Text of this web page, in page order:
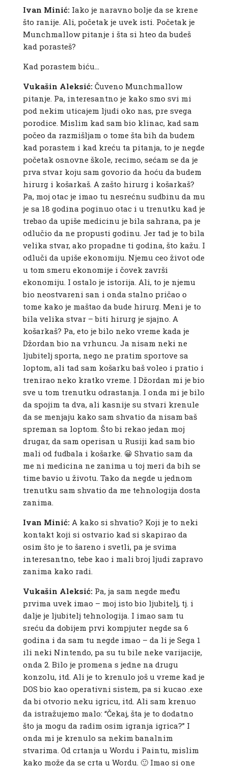
Ivan Minić:Iako je naravno bolje da se krene
što ranije. Ali, početak je uvek isti. Početak je
Munchmallow pitanje i šta si hteo da budeš
kad porasteš?
Kad porastem biću…
Vukašin Aleksić:Čuveno Munchmallow
pitanje. Pa, interesantno je kako smo svi mi
pod nekim uticajem ljudi oko nas, pre svega
porodice. Mislim kad sam bio klinac, kad sam
počeo da razmišljam o tome šta bih da budem
kad porastem i kad kreću ta pitanja, to je negde
početak osnovne škole, recimo, sećam se da je
prva stvar koju sam govorio da hoću da budem
hirurg i košarkaš. A zašto hirurg i košarkaš?
Pa, moj otac je imao tu nesrećnu sudbinu da mu
je sa 18 godina poginuo otac i u trenutku kad je
trebao da upiše medicinu je bila sahrana, pa je
odlučio da ne propusti godinu. Jer tad je to bila
velika stvar, ako propadne ti godina, što kažu. I
odluči da upiše ekonomiju. Njemu ceo život ode
u tom smeru ekonomije i čovek završi
ekonomiju. I ostalo je istorija. Ali, to je njemu
bio neostvareni san i onda stalno pričao o
tome kako je maštao da bude hirurg. Meni je to
bila velika stvar – biti hirurg je sjajno. A
košarkaš? Pa, eto je bilo neko vreme kada je
Džordan bio na vrhuncu. Ja nisam neki ne
ljubitelj sporta, nego ne pratim sportove sa
loptom, ali tad sam košarku baš voleo i pratio i
trenirao neko kratko vreme. I Džordan mi je bio
sve u tom trenutku odrastanja. I onda mi je bilo
da spojim ta dva, ali kasnije su stvari krenule
da se menjaju kako sam shvatio da nisam baš
spreman sa loptom. Što bi rekao jedan moj
drugar, da sam operisan u Rusiji kad sam bio
mali od fudbala i košarke. 😀 Shvatio sam da
me ni medicina ne zanima u toj meri da bih se
time bavio u životu. Tako da negde u jednom
trenutku sam shvatio da me tehnologija dosta
zanima.
Ivan Minić:A kako si shvatio? Koji je to neki
kontakt koji si ostvario kad si skapirao da
osim što je to šareno i svetli, pa je svima
interesantno, tebe kao i mali broj ljudi zapravo
zanima kako radi.
Vukašin Aleksić:Pa, ja sam negde među
prvima uvek imao – moj isto bio ljubitelj, tj. i
dalje je ljubitelj tehnologija. I imao sam tu
sreću da dobijem prvi kompjuter negde sa 6
godina i da sam tu negde imao – da li je Sega 1
ili neki Nintendo, pa su tu bile neke varijacije,
onda 2. Bilo je promena s jedne na drugu
konzolu, itd. Ali je to krenulo još u vreme kad je
DOS bio kao operativni sistem, pa si kucao .exe
da bi otvorio neku igricu, itd. Ali sam krenuo
da istražujemo malo: “Čekaj, šta je to dodatno
što ja mogu da radim osim igranja igrica?” I
onda mi je krenulo sa nekim banalnim
stvarima. Od crtanja u Wordu i Paintu, mislim
kako može da se crta u Wordu. 🙂 Imao si one